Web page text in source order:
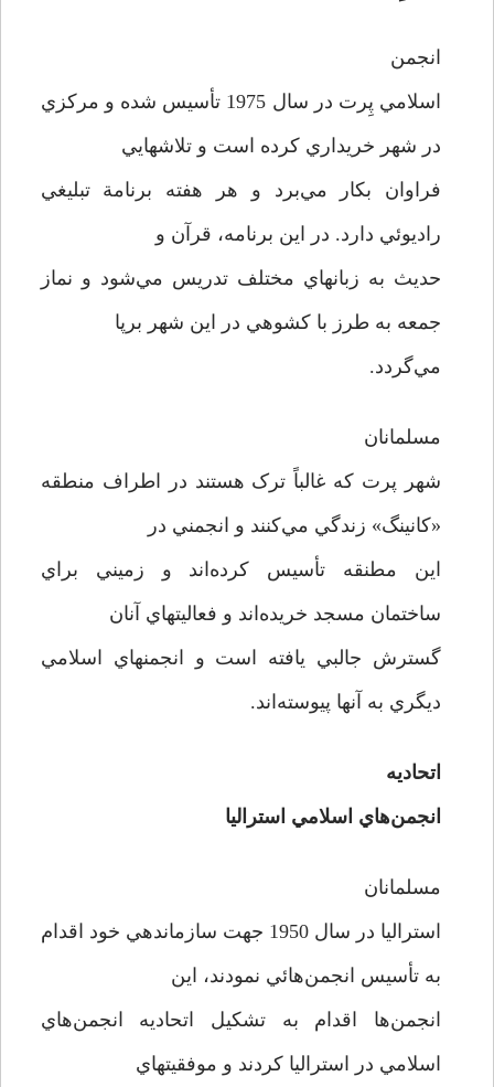
انجمن
اسلامي پِرت در سال 1975 تأسيس شده و مرکزي
در شهر خريداري کرده است و تلاشهايي
فراوان بکار مي‌برد و هر هفته برنامة تبليغي
راديوئي دارد. در اين برنامه، قرآن و
حديث به زبانهاي مختلف تدريس مي‌شود و نماز
جمعه به طرز با کشوهي در اين شهر برپا
مي‌گردد.
مسلمانان
شهر پرت که غالباً ترک هستند در اطراف منطقه
«کانينگ» زندگي مي‌کنند و انجمني در
اين مطنقه تأسيس کرده‌اند و زميني براي
ساختمان مسجد خريده‌اند و فعاليتهاي آنان
گسترش جالبي يافته است و انجمنهاي اسلامي
ديگري به آنها پيوسته‌اند.
اتحاديه
انجمن‌هاي اسلامي استراليا
مسلمانان
استراليا در سال 1950 جهت سازماندهي خود اقدام
به تأسيس انجمن‌هائي نمودند، اين
انجمن‌ها اقدام به تشکيل اتحاديه انجمن‌هاي
اسلامي در استراليا کردند و موفقيتهاي